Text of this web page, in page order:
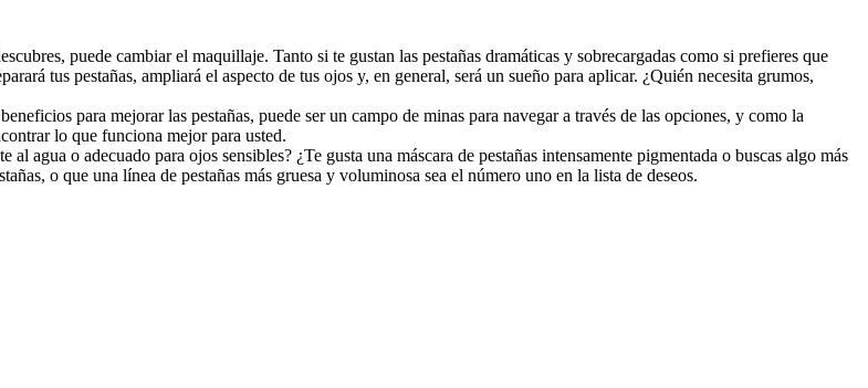
puede cambiar el maquillaje. Tanto si te gustan las pestañas dramáticas y sobrecargadas como si prefieres que
tus pestañas, ampliará el aspecto de tus ojos y, en general, será un sueño para aplicar. ¿Quién necesita grumos,
para mejorar las pestañas, puede ser un campo de minas para navegar a través de las opciones, y como la
lo que funciona mejor para usted.
agua o adecuado para ojos sensibles? ¿Te gusta una máscara de pestañas intensamente pigmentada o buscas algo más
o que una línea de pestañas más gruesa y voluminosa sea el número uno en la lista de deseos.